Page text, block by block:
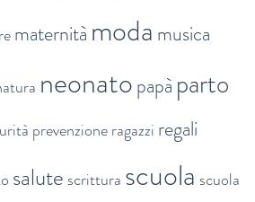
maternità moda musica
neonatopapà parto
prevenzioneragazzi regali
salute scrittura scuola scuola